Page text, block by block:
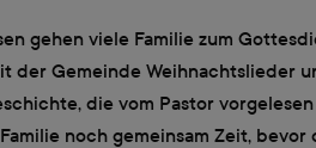
gehen viele Familie zum
der Gemeinde Weihnachtslieder
die vom Pastor
noch gemeinsam Zeit, bevor